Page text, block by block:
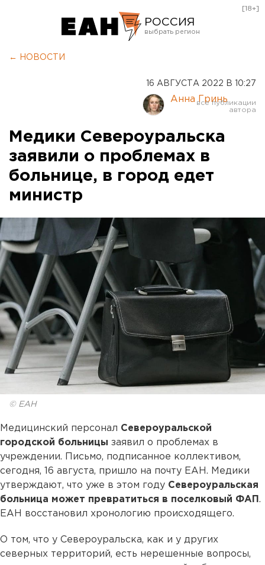
РОССИЯ
Курган
Оренбург
[18+]
← НОВОСТИ
16 АВГУСТА 2022 В 10:27
Анна Гринь
Медики Североуральска
заявили о проблемах в
больнице, в город едет
министр
© ЕАН
Медицинский персонал Североуральской
городской больницы заявил о проблемах в
учреждении. Письмо, подписанное коллективом,
сегодня, 16 августа, пришло на почту ЕАН. Медики
утверждают, что уже в этом году Североуральская
больница может превратиться в поселковый ФАП .
ЕАН восстановил хронологию происходящего.
О том, что у Североуральска, как и у других
северных территорий, есть нерешенные вопросы,